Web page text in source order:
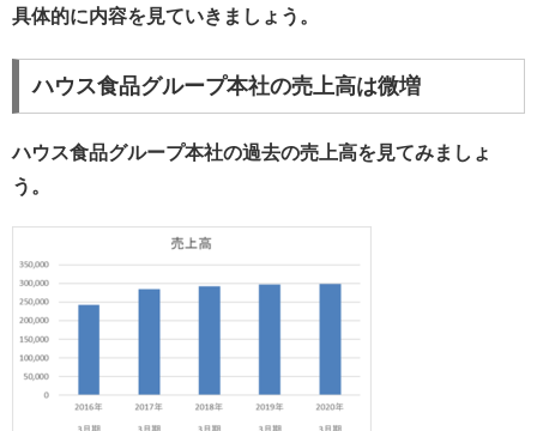
具体的に内容を見ていきましょう。
ハウス食品グループ本社の売上高は微増
ハウス食品グループ本社の過去の売上高を見てみましょ
う。